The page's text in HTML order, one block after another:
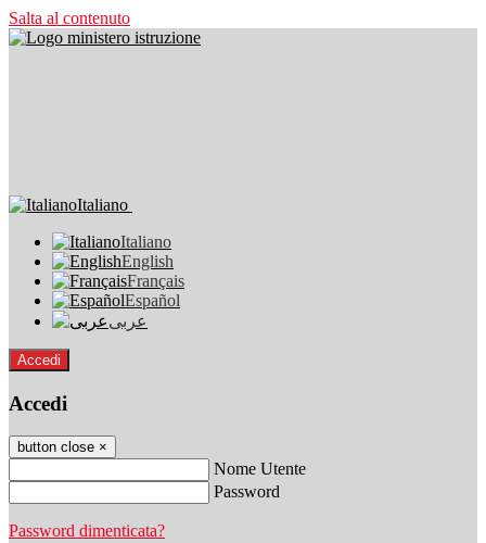
Salta al contenuto
Italiano
Italiano
English
Français
Español
عربى
Accedi
Accedi
button close ×
Nome Utente
Password
Password dimenticata?